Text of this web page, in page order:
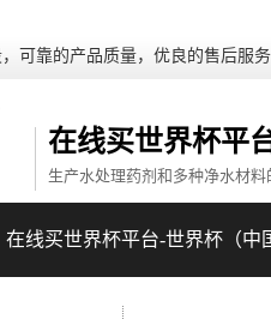
可靠的产品质量，优良的售后服
在线买世界杯平
生产水处理药剂和多种净水材
在线买世界杯平台-世界杯（中